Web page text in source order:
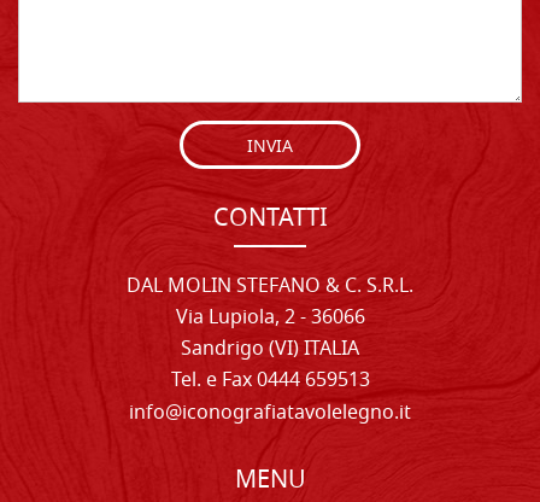
INVIA
CONTATTI
DAL MOLIN STEFANO & C. S.R.L.
Via Lupiola, 2 - 36066
Sandrigo (VI) ITALIA
Tel. e Fax 0444 659513
info@iconografiatavolelegno.it
MENU